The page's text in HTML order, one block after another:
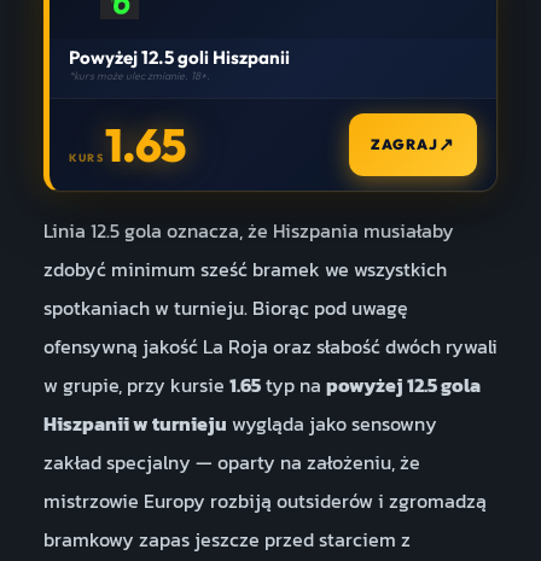
Powyżej 12.5 goli Hiszpanii
*kurs może ulec zmianie. 18+.
KURS1.65 ZAGRAJ ↗
Linia 12.5 gola oznacza, że Hiszpania musiałaby
zdobyć minimum sześć bramek we wszystkich
spotkaniach w turnieju. Biorąc pod uwagę
ofensywną jakość La Roja oraz słabość dwóch rywali
w grupie, przy kursie 1.65typ na powyżej 12.5 gola
Hiszpanii w turnieju wygląda jako sensowny
zakład specjalny — oparty na założeniu, że
mistrzowie Europy rozbiją outsiderów i zgromadzą
bramkowy zapas jeszcze przed starciem z